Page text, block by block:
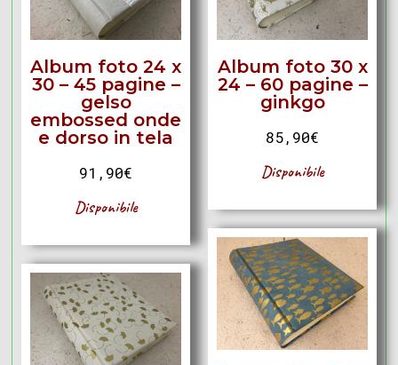
Album foto 24 x
30 – 45 pagine –
gelso
embossed onde
e dorso in tela
91,90€
Disponibile
Album foto 30 x
24 – 60 pagine –
ginkgo
85,90€
Disponibile